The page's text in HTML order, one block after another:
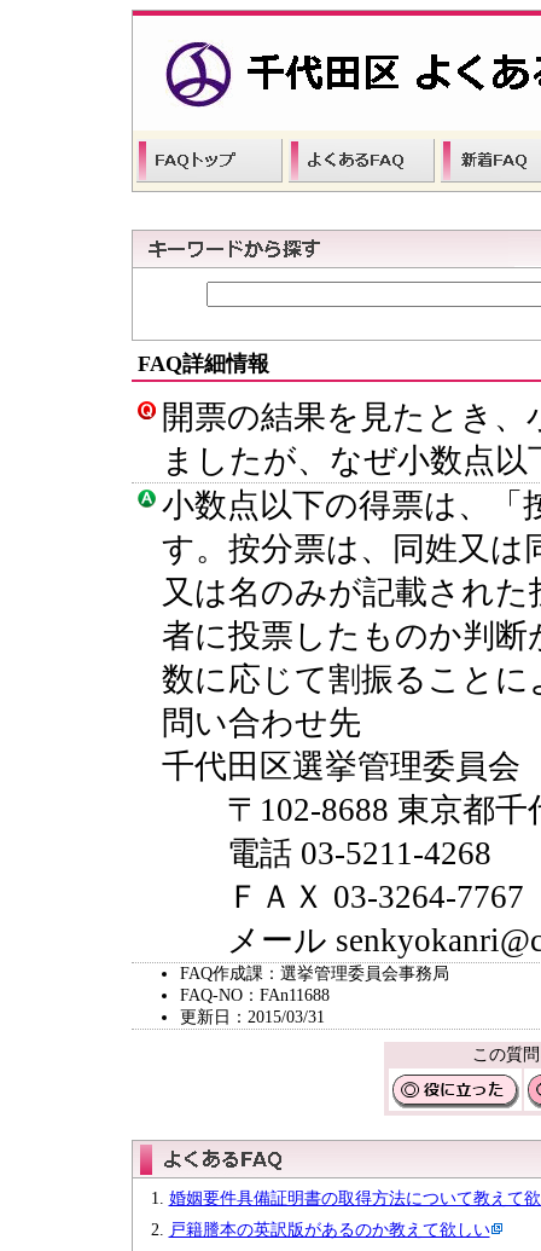
FAQ詳細情報
開票の結果を見たとき
ましたが、なぜ小数点
小数点以下の得票は、「
す。按分票は、同姓又は
又は名のみが記載され
者に投票したものか判
数に応じて割振ること
問い合わせ先
千代田区選挙管理委員会
〒102-8688 東京都千
電話 03-5211-4268
ＦＡＸ 03-3264-7767
メール
FAQ作成課：選挙管理委員会事務局
FAQ-NO：FAn11688
更新日：2015/03/31
この質
婚姻要件具備証明書の取得方法について教えて
戸籍謄本の英訳版があるのか教えて欲しい